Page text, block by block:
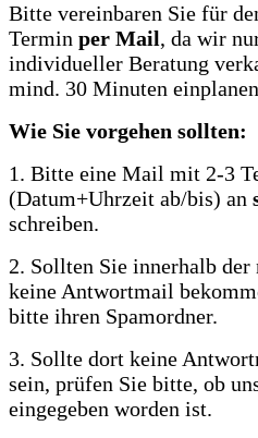
Bitte vereinbaren Sie für
Termin per Mail, da wir
individueller Beratung
mind. 30 Minuten
Wie Sie vorgehen sollten:
1. Bitte eine Mail mit 2-3
(Datum+Uhrzeit ab/bis) an
schreiben.
2. Sollten Sie innerhalb der
keine Antwortmail
bitte ihren Spamordner.
3. Sollte dort keine
sein, prüfen Sie bitte, ob
eingegeben worden ist.